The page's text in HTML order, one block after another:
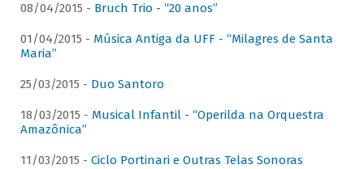
08/04/2015 - Bruch Trio - “20 anos”
01/04/2015 - Música Antiga da UFF - “Milagres de Santa
Maria”
25/03/2015 - Duo Santoro
18/03/2015 - Musical Infantil - “Operilda na Orquestra
Amazônica”
11/03/2015 - Ciclo Portinari e Outras Telas Sonoras